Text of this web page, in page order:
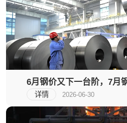
6月钢价又下一台阶，7月
详情 2026-06-30